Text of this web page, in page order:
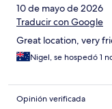
10 de mayo de 2026
Traducir con Google
Great location, very
Nigel, se hospedó 1
Opinión verificada